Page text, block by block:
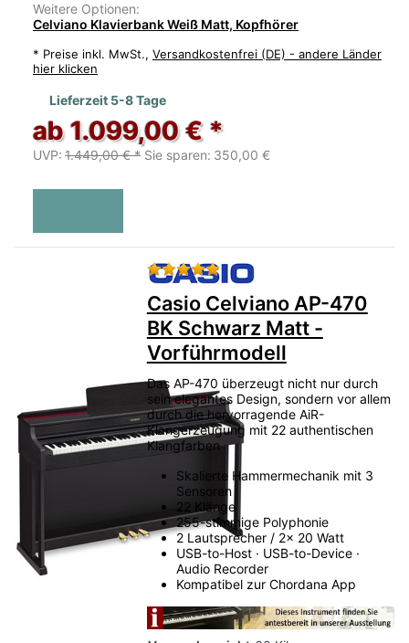
Weitere Optionen:
Celviano Klavierbank Weiß Matt, Kopfhörer
* Preise inkl. MwSt., Versandkostenfrei (DE) - andere Länder
hier klicken
Lieferzeit 5-8 Tage
ab 1.099,00 € *
UVP: 1.449,00 € * Sie sparen: 350,00 €
Bewertung: 5 von 5
Casio Celviano AP-470
BK Schwarz Matt -
Vorführmodell
Das AP-470 überzeugt nicht nur durch
sein elegantes Design, sondern vor allem
durch die hervorragende AiR-
Klangerzeugung mit 22 authentischen
Klangfarben
Skalierte Hammermechanik mit 3
Sensoren
22 Klänge
255-stimmige Polyphonie
2 Lautsprecher / 2x 20 Watt
USB-to-Host · USB-to-Device ·
Audio Recorder
Kompatibel zur Chordana App